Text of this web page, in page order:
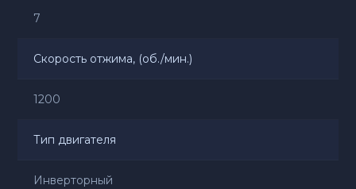
7
Скорость отжима, (об./мин.)
1200
Тип двигателя
Инверторный